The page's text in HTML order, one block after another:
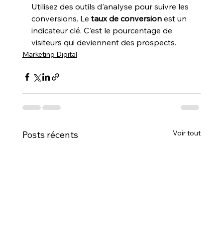
Utilisez des outils d'analyse pour suivre les
conversions. Le taux de conversion est un
indicateur clé. C'est le pourcentage de
visiteurs qui deviennent des prospects.
Marketing Digital
Posts récents Voir tout